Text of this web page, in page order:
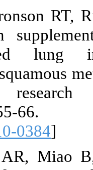
Bronson
induced
and
10-0384
AR,